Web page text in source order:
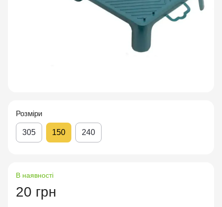
Розміри
305 150 240
В наявності
20 грн